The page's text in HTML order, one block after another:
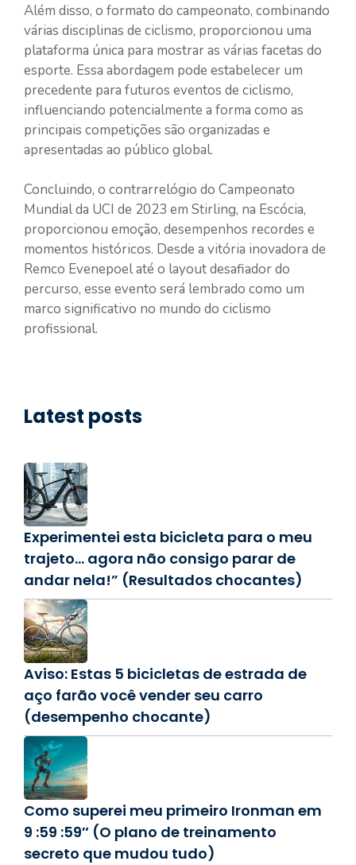
Além disso, o formato do campeonato, combinando
várias disciplinas de ciclismo, proporcionou uma
plataforma única para mostrar as várias facetas do
esporte. Essa abordagem pode estabelecer um
precedente para futuros eventos de ciclismo,
influenciando potencialmente a forma como as
principais competições são organizadas e
apresentadas ao público global.
Concluindo, o contrarrelógio do Campeonato
Mundial da UCI de 2023 em Stirling, na Escócia,
proporcionou emoção, desempenhos recordes e
momentos históricos. Desde a vitória inovadora de
Remco Evenepoel até o layout desafiador do
percurso, esse evento será lembrado como um
marco significativo no mundo do ciclismo
profissional.
Latest posts
Experimentei esta bicicleta para o meu
trajeto… agora não consigo parar de
andar nela!” (Resultados chocantes)
Aviso: Estas 5 bicicletas de estrada de
aço farão você vender seu carro
(desempenho chocante)
Como superei meu primeiro Ironman em
9 :59 :59″ (O plano de treinamento
secreto que mudou tudo)